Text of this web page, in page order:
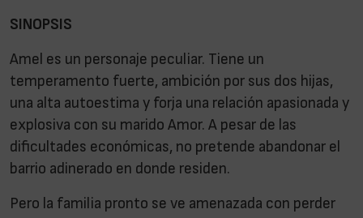
SINOPSIS
Amel es un personaje peculiar. Tiene un
temperamento fuerte, ambición por sus dos hijas,
una alta autoestima y forja una relación apasionada y
explosiva con su marido Amor. A pesar de las
dificultades económicas, no pretende abandonar el
barrio adinerado en donde residen.
Pero la familia pronto se ve amenazada con perder